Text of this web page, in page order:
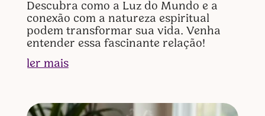
Descubra como a Luz do Mundo e a
conexão com a natureza espiritual
podem transformar sua vida. Venha
entender essa fascinante relação!
ler mais